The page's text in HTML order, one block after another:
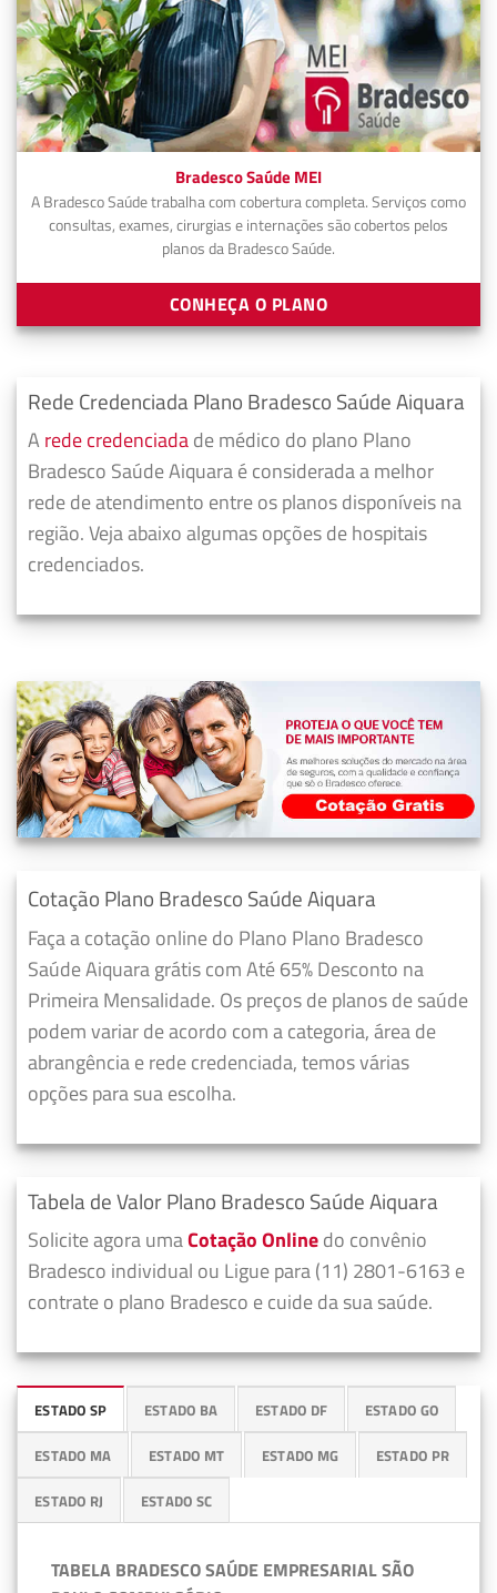
Bradesco Saúde MEI
A Bradesco Saúde trabalha com cobertura completa. Serviços como
consultas, exames, cirurgias e internações são cobertos pelos
planos da Bradesco Saúde.
CONHEÇA O PLANO
Rede Credenciada Plano Bradesco Saúde Aiquara
A rede credenciadade médico do plano Plano
Bradesco Saúde Aiquara é considerada a melhor
rede de atendimento entre os planos disponíveis na
região. Veja abaixo algumas opções de hospitais
credenciados.
Cotação Plano Bradesco Saúde Aiquara
Faça a cotação online do Plano Plano Bradesco
Saúde Aiquara grátis com Até 65% Desconto na
Primeira Mensalidade. Os preços de planos de saúde
podem variar de acordo com a categoria, área de
abrangência e rede credenciada, temos várias
opções para sua escolha.
Tabela de Valor Plano Bradesco Saúde Aiquara
Solicite agora umaCotação Onlinedo convênio
Bradesco individual ou Ligue para (11) 2801-6163 e
contrate o plano Bradesco e cuide da sua saúde.
ESTADO SP ESTADO BA ESTADO DF ESTADO GO
ESTADO MA ESTADO MT ESTADO MG ESTADO PR
ESTADO RJ ESTADO SC
TABELA BRADESCO SAÚDE EMPRESARIAL SÃO